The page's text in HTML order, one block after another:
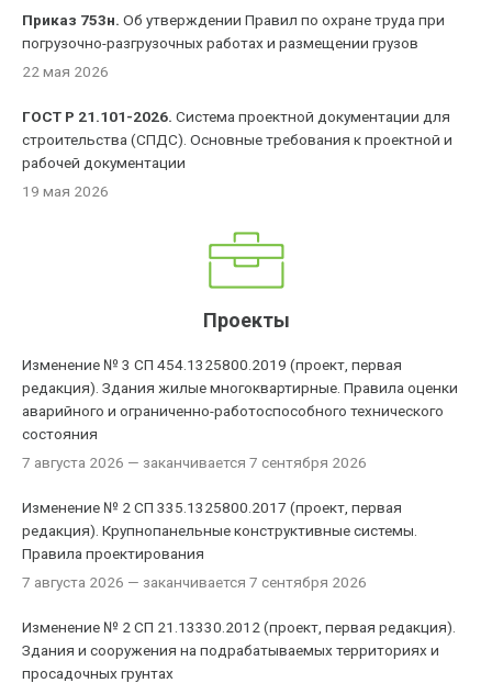
Приказ 753н. Об утверждении Правил по охране труда при
погрузочно-разгрузочных работах и размещении грузов
22 мая 2026
ГОСТ Р 21.101-2026. Система проектной документации для
строительства (СПДС). Основные требования к проектной и
рабочей документации
19 мая 2026
Проекты
Изменение № 3 СП 454.1325800.2019 (проект, первая
редакция). Здания жилые многоквартирные. Правила оценки
аварийного и ограниченно-работоспособного технического
состояния
7 августа 2026 — заканчивается 7 сентября 2026
Изменение № 2 СП 335.1325800.2017 (проект, первая
редакция). Крупнопанельные конструктивные системы.
Правила проектирования
7 августа 2026 — заканчивается 7 сентября 2026
Изменение № 2 СП 21.13330.2012 (проект, первая редакция).
Здания и сооружения на подрабатываемых территориях и
просадочных грунтах